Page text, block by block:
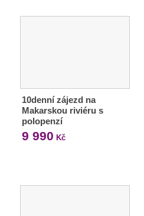
10denní zájezd na
Makarskou riviéru s
polopenzí
9 990 Kč